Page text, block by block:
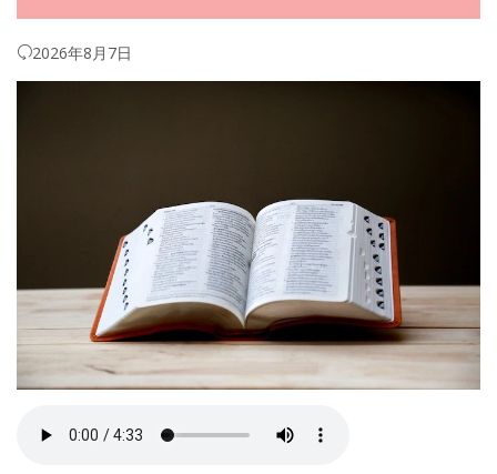
2026年8月7日